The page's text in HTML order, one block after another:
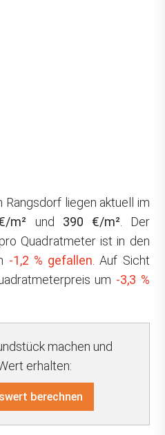
Rangsdorf liegen aktuell im
m² und 390 €/m² . Der
Quadratmeter ist in den
-1,2 % gefallen . Auf Sicht
um -3,3 %
machen und
erhalten:
berechnen